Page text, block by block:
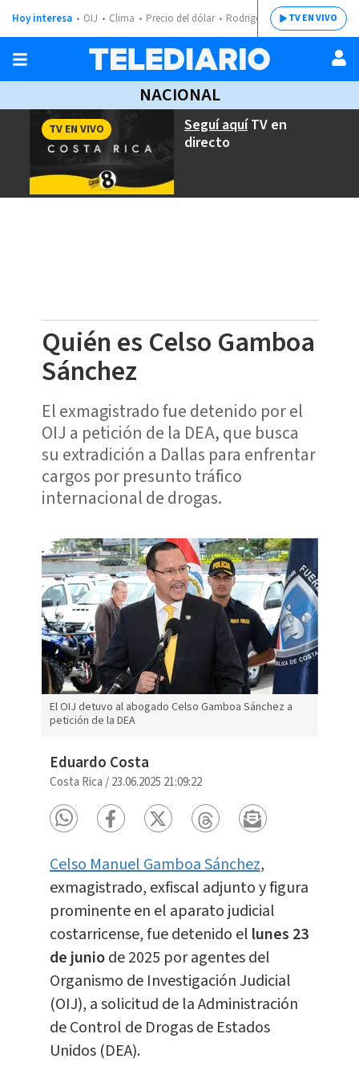
Hoy interesa OIJ Clima Precio del dólar Rodrigo ChavesTV EN VIVO
NACIONAL
Seguí aquíTV en
directo
TV EN VIVO
Quién es Celso Gamboa
Sánchez
El exmagistrado fue detenido por el
OIJ a petición de la DEA, que busca
su extradición a Dallas para enfrentar
cargos por presunto tráfico
internacional de drogas.
El OIJ detuvo al abogado Celso Gamboa Sánchez a
petición de la DEA
Eduardo Costa
Costa Rica /23.06.2025 21:09:22
Celso Manuel Gamboa Sánchez,
exmagistrado, exfiscal adjunto y figura
prominente en el aparato judicial
costarricense, fue detenido el lunes 23
de juniode 2025 por agentes del
Organismo de Investigación Judicial
(OIJ), a solicitud de la Administración
de Control de Drogas de Estados
Unidos (DEA).